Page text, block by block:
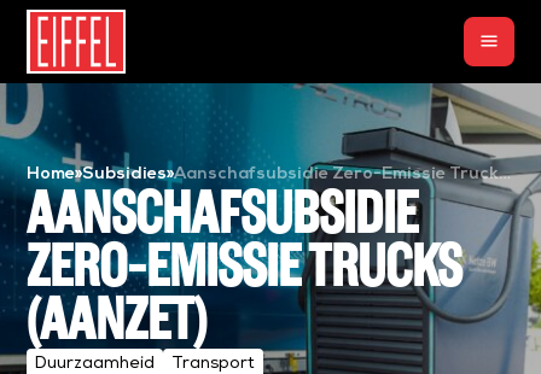
menu
Home»Subsidies»Aanschafsubsidie Zero-Emissie Trucks
(AanZET)
AANSCHAFSUBSIDIE
ZERO-EMISSIE TRUCKS
(AANZET)
Duurzaamheid Transport